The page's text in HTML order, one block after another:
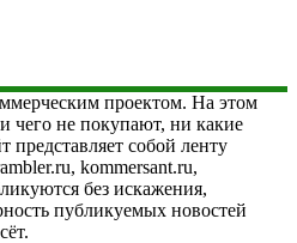
проектом. На этом
чего не покупают, ни какие
представляет собой ленту
kommersant.ru,
без искажения,
публикуемых новостей